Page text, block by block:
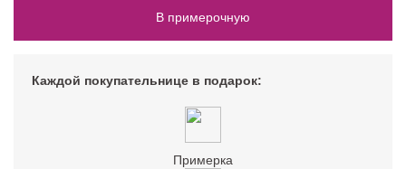
В примерочную
Каждой покупательнице в подарок:
Примерка